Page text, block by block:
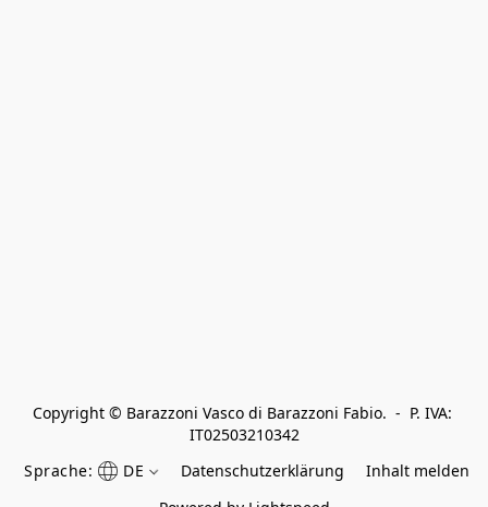
Copyright © Barazzoni Vasco di Barazzoni Fabio.  -  P. IVA:
IT02503210342
Sprache:
DE Datenschutzerklärung
Inhalt melden